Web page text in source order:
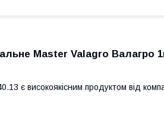
Master Valagro Валагро
є високоякісним продуктом від